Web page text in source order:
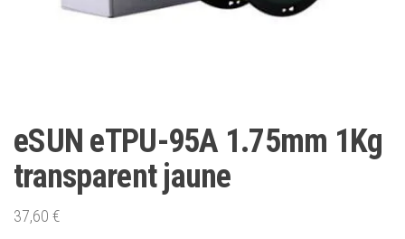
eSUN eTPU-95A 1.75mm 1Kg
transparent jaune
37,60 €